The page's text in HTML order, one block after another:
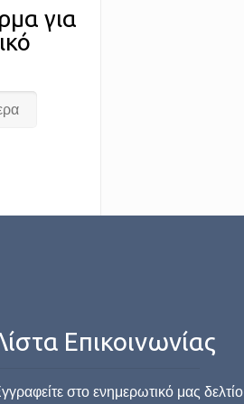
για
Επικοινωνίας
στο ενημερωτικό μας δελτίο